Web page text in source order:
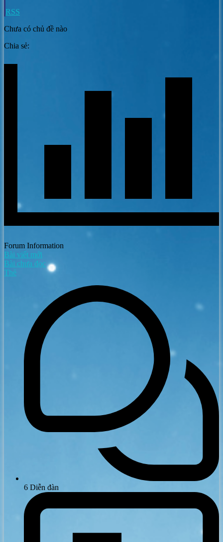
RSS
Chưa có chủ đề nào
Chia sẻ:
Forum Information
Bài viết mới
Bài chưa đọc
Thẻ
6 Diễn đàn